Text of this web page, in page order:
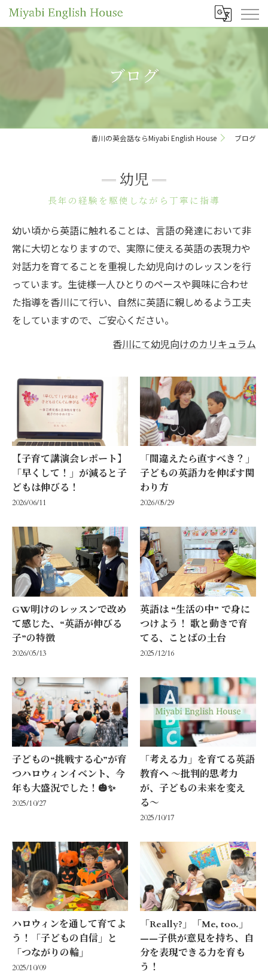
ブログ
香川の英会話ならMiyabi English House ブログ
幼児
長年の経験を駆使しながら丁寧に指導
幼い頃から英語に触れることは、言語の発達において非
常に大切となりますので、実際に使える英語の表現力や
対話力を育てることを重視した幼児向けのレッスンを行
っています。生徒様一人ひとりのペースや興味に合わせ
た指導を香川にて行い、自然に英語に親しめるよう工夫
をしていますので、ご安心ください。
香川にて幼児向けのカリキュラム
【子育て講演会レポート】
「早くして！」が減ると子
どもは伸びる！
2026/06/11
「間違えたら直すべき？」
子どもの英語力を伸ばす関
わり方
2026/05/29
GW明けのレッスンで改め
て感じた、“英語が伸びる
子”の特徴
2026/05/13
英語は “生活の中” で身に
つけよう！ 歌と動きで育
てる、ことばの土台
2025/12/16
子どもの“挑戦する心”が育
つハロウィンイベント、今
年も大盛況でした！🎃✨
2025/10/27
「考える力」を育てる英語
教育へ 〜批判的思考力
が、子どもの未来を変え
る〜
2025/10/17
ハロウィンを通して育てよ
う！「子どもの自信」と
「つながりの輪」
2025/10/09
「Really?」「Me, too.」
——子供が意見を持ち、自
分を表現できる力を育も
う！